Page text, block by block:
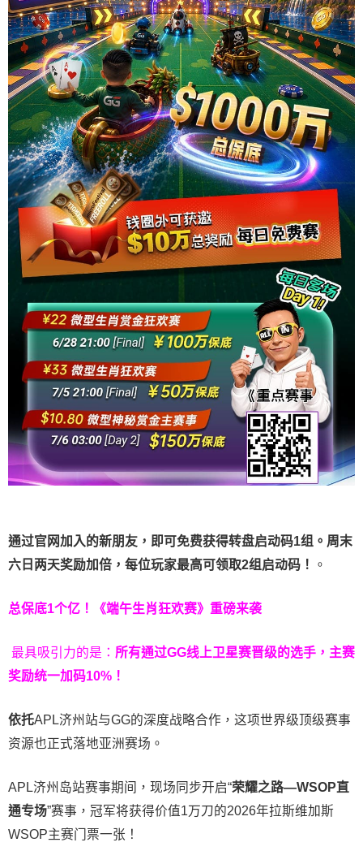
通过官网加入的新朋友，即可免费获得转盘启动码1组。周末
六日两天奖励加倍，每位玩家最高可领取2组启动码！
。
总保底1个亿！ 《端午生肖狂欢赛》重磅来袭
最具吸引力的是： 所有通过GG线上卫星赛晋级的选手，主赛
奖励统一加码10% ！
依托APL济州站与GG的深度战略合作，这项世界级顶级赛事
资源也正式落地亚洲赛场。
APL济州岛站赛事期间，现场同步开启“荣耀之路—WSOP直
通专场”赛事，冠军将获得价值1万刀的2026年拉斯维加斯
WSOP主赛门票一张！